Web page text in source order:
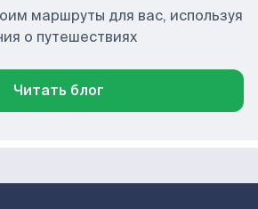
маршруты для вас, используя
о путешествиях
Читать блог